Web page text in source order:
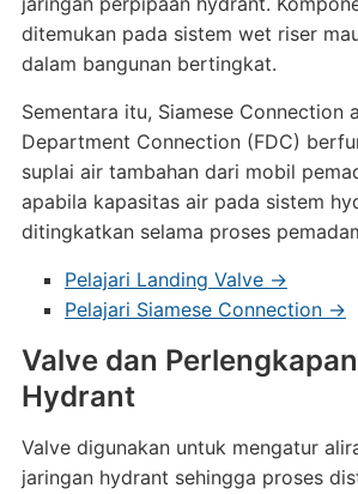
ditemukan pada sistem wet riser
dalam bangunan bertingkat.
Sementara itu, Siamese Connection
Department Connection (FDC)
suplai air tambahan dari mobil
apabila kapasitas air pada sistem
ditingkatkan selama proses
Pelajari Landing Valve →
Pelajari Siamese Connection →
Valve dan
Hydrant
Valve digunakan untuk mengatur
jaringan hydrant sehingga proses